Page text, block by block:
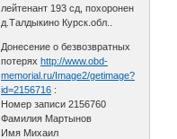
лейтенант 193 сд, похоронен
д.Талдыкино Курск.обл..
Донесение о безвозвратных
потеряхhttp://www.obd-
memorial.ru/Image2/getimage?
id=2156716 :
Номер записи 2156760
Фамилия Мартынов
Имя Михаил